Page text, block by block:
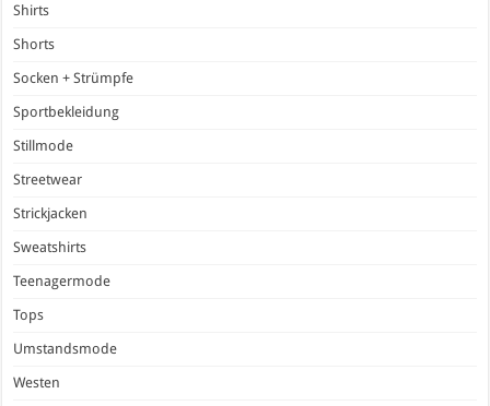
Shirts
Shorts
Socken + Strümpfe
Sportbekleidung
Stillmode
Streetwear
Strickjacken
Sweatshirts
Teenagermode
Tops
Umstandsmode
Westen